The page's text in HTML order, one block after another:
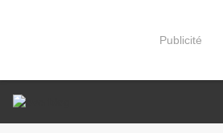
Publicité